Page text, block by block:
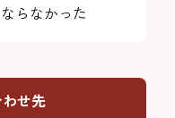
らなかった
せ先